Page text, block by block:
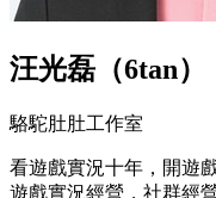
汪光磊（6tan）
駱駝肚肚工作室
看遊戲實況十年，開遊
遊戲實況經營，社群經